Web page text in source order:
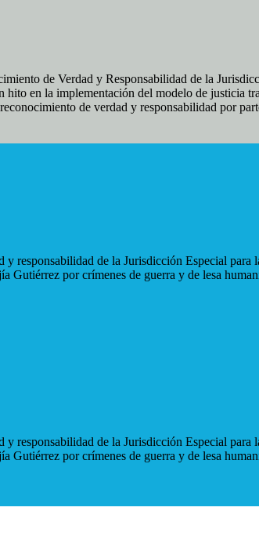
de Verdad y Responsabilidad de la
en la implementación del modelo de justicia
de verdad y responsabilidad por
responsabilidad de la Jurisdicción Especial
por crímenes de guerra y de lesa
responsabilidad de la Jurisdicción Especial
por crímenes de guerra y de lesa